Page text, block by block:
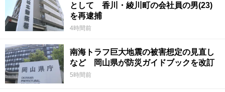
として 香川・綾川町の会社員の男(23)
を再逮捕
4時間前
南海トラフ巨大地震の被害想定の見直し
など 岡山県が防災ガイドブックを改訂
5時間前